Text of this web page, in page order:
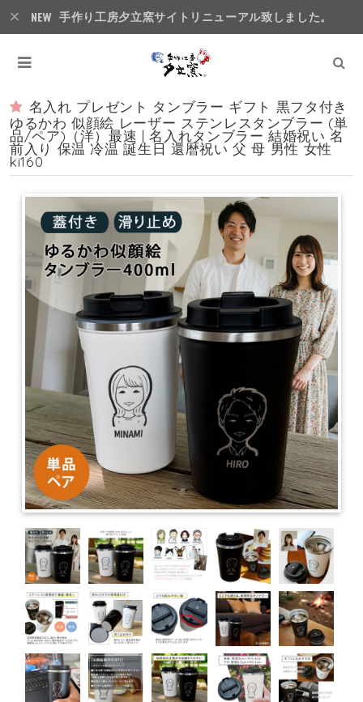
手作り工房夕立窯サイトリニューアル致しました。
名入れ プレゼント タンブラー ギフト 黒フタ付き
ゆるかわ 似顔絵 レーザー ステンレスタンブラー (単
品/ペア)（洋）最速 | 名入れタンブラー 結婚祝い 名
前入り 保温 冷温 誕生日 還暦祝い 父 母 男性 女性
ki160